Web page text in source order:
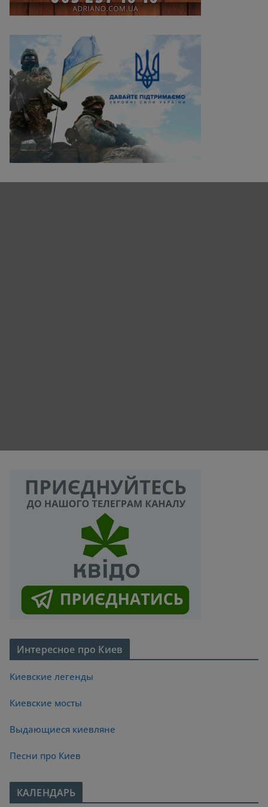
Интересное про Киев
Киевские легенды
Киевские мосты
Выдающиеся киевляне
Песни про Киев
КАЛЕНДАРЬ